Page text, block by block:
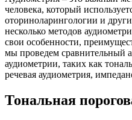
человека, который
оториноларингологии и
несколько методов
свои особенности,
мы проведем сравнительный
аудиометрии, таких как
речевая аудиометрия,
Тональная